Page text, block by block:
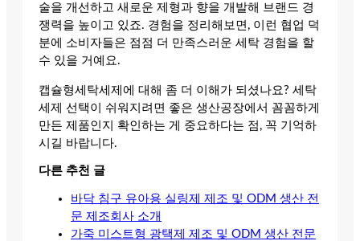
술을 개선하고 새로운 제형과 향을 개발해 브랜드 경
쟁력을 높이고 있죠. 경험을 정리해보면, 이런 협업 덕
분에 소비자들은 점점 더 만족스러운 세탁 경험을 할
수 있을 거예요.
캡슐형세탁세제에 대해 좀 더 이해가 되셨나요? 세탁
세제 선택이 쉬워지려면 좋은 생산공장에서 꼼꼼하게
만든 제품인지 확인하는 게 중요하다는 점, 꼭 기억하
시길 바랍니다.
다른 추천 글
바닥 침구 유아용 실링제 제조 및 ODM 생산 전
문 제조회사 소개
가죽 미스트형 광택제 제조 및 ODM 생산 전문